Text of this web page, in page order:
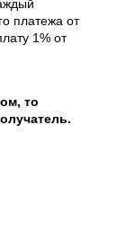
платежа от
1% от
то